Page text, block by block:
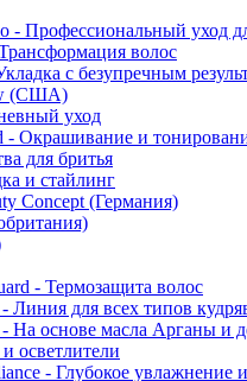
- Профессиональный уход
волос
с безупречным
(США)
уход
- Окрашивание и
для бритья
и стайлинг
Concept (Германия)
- Термозащита волос
Линия для всех типов
На основе масла Арганы и
осветлители
- Глубокое увлажнение